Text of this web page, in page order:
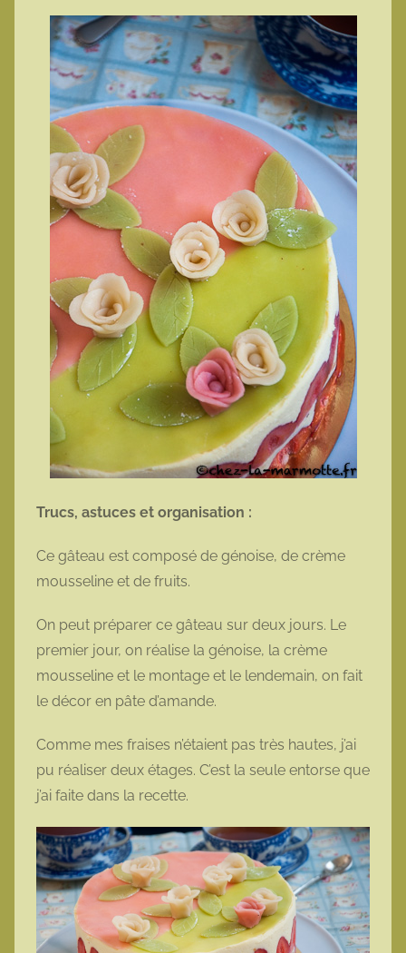
Trucs, astuces et organisation :
Ce gâteau est composé de génoise, de crème
mousseline et de fruits.
On peut préparer ce gâteau sur deux jours. Le
premier jour, on réalise la génoise, la crème
mousseline et le montage et le lendemain, on fait
le décor en pâte d’amande.
Comme mes fraises n’étaient pas très hautes, j’ai
pu réaliser deux étages. C’est la seule entorse que
j’ai faite dans la recette.